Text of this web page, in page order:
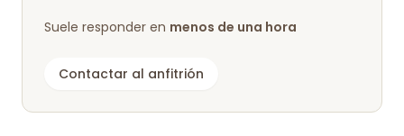
Suele responder en menos de una hora
Contactar al anfitrión